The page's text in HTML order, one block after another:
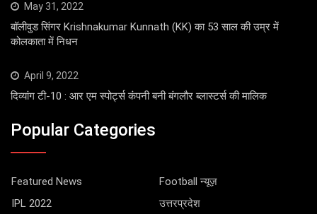
May 31, 2022
बॉलीवुड सिंगर Krishnakumar Kunnath (KK) का 53 साल की उम्र में
कोलकाता में निधन
April 9, 2022
दिव्यांग टी-10 : आर एम स्पोर्ट्स कंपनी बनी बंगलौर ब्लास्टर्स की मालिक
Popular Categories
Featured News
Football न्यूज़
IPL 2022
उत्तरप्रदेश